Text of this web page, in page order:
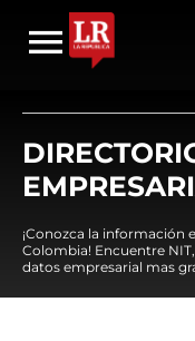
¡Conozca la información
Colombia! Encuentre
datos empresarial mas